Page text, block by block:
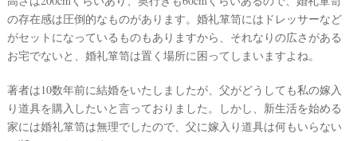
の存在感は圧倒的なものがあります。婚礼箪笥にはドレッサーなど
がセットになっているものもありますから、それなりの広さがある
お宅でないと、婚礼箪笥は置く場所に困ってしまいますよね。
著者は10数年前に結婚をいたしましたが、父がどうしても私の嫁入
り道具を購入したいと言っておりました。しかし、新生活を始める
家には婚礼箪笥は無理でしたので、父に嫁入り道具は何もいらない
ォ
ト